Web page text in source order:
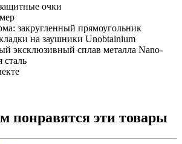
очки
закругленный прямоугольник
на заушники Unobtainium
эксклюзивный сплав металла Nano-
сталь
понравятся эти товары